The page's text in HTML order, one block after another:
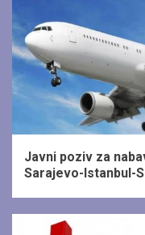
Javni poziv za
Sarajevo-Istanbul-